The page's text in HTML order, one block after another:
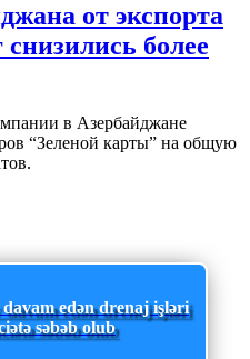
от экспорта
снизились более
в Азербайджане
“Зеленой карты” на общую
edən drenaj işləri
səbəb olub